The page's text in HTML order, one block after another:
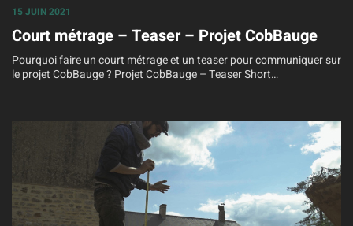
15 JUIN 2021
Court métrage – Teaser – Projet CobBauge
Pourquoi faire un court métrage et un teaser pour communiquer sur
le projet CobBauge ? Projet CobBauge – Teaser Short…